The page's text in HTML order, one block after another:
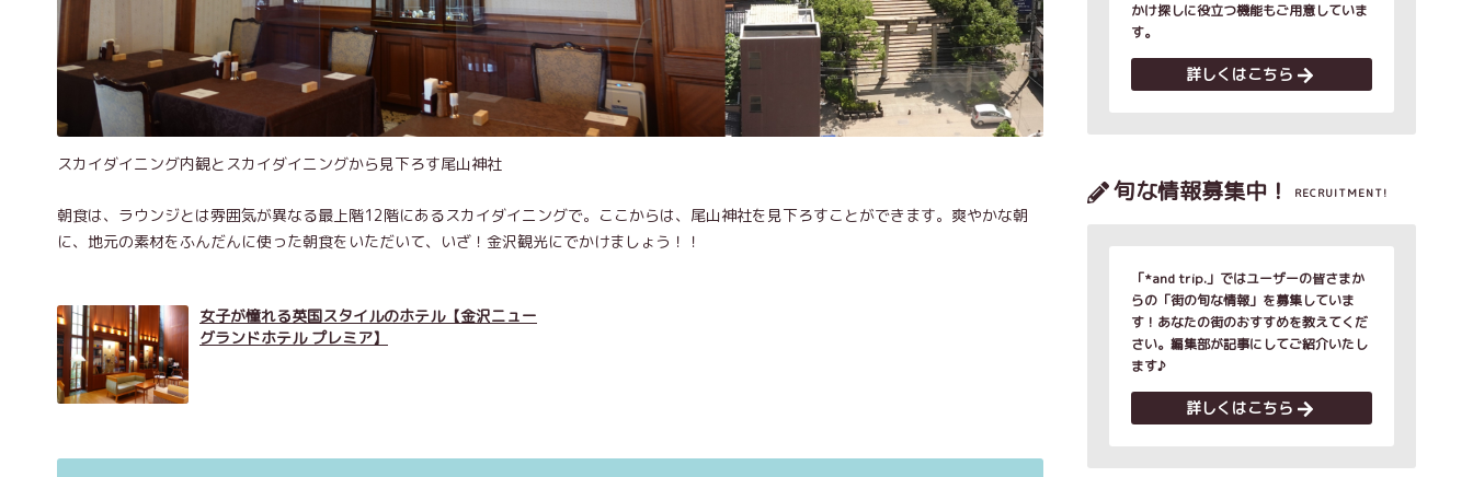
スカイダイニング内観とスカイダイニングから見下ろす尾山神社
朝食は、ラウンジとは雰囲気が異なる最上階12階にあるスカイダイニングで。ここからは、尾山神社を見下ろすことができます。爽やかな朝
に、地元の素材をふんだんに使った朝食をいただいて、いざ！金沢観光にでかけましょう！！
女子が憧れる英国スタイルのホテル【金沢ニュー
グランドホテル プレミア】
かけ探しに役立つ機能もご用意していま
す。
詳しくはこちら
旬な情報募集中！ RECRUITMENT!
「*and trip.」ではユーザーの皆さまか
らの「街の旬な情報」を募集していま
す！あなたの街のおすすめを教えてくだ
さい。編集部が記事にしてご紹介いたし
ます♪
詳しくはこちら